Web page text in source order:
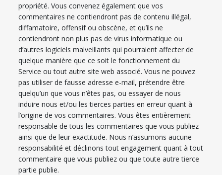
propriété. Vous convenez également que vos
commentaires ne contiendront pas de contenu illégal,
diffamatoire, offensif ou obscène, et qu’ils ne
contiendront non plus pas de virus informatique ou
d’autres logiciels malveillants qui pourraient affecter de
quelque manière que ce soit le fonctionnement du
Service ou tout autre site web associé. Vous ne pouvez
pas utiliser de fausse adresse e-mail, prétendre être
quelqu’un que vous n’êtes pas, ou essayer de nous
induire nous et/ou les tierces parties en erreur quant à
l’origine de vos commentaires. Vous êtes entièrement
responsable de tous les commentaires que vous publiez
ainsi que de leur exactitude. Nous n’assumons aucune
responsabilité et déclinons tout engagement quant à tout
commentaire que vous publiez ou que toute autre tierce
partie publie.